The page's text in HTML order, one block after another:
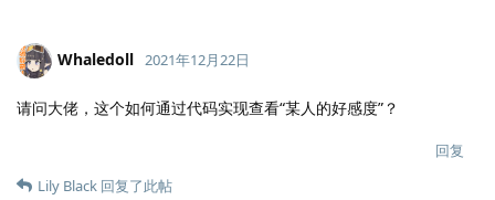
Whaledoll 2021年12月22日
请问大佬，这个如何通过代码实现查看“某人的好感度”？
回复
Lily Black 回复了此帖